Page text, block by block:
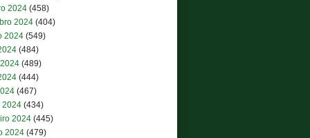
2024 (458)
2024 (404)
2024 (549)
(484)
(489)
(444)
(467)
2024 (434)
2024 (445)
2024 (479)